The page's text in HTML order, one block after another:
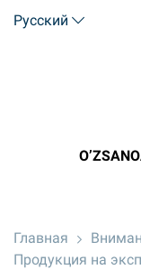
Русский
Главная
Продукция на